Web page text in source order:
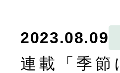
2023.08.09
連載「季